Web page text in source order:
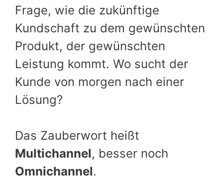
Frage, wie die zukünftige
Kundschaft zu dem gewünschten
Produkt, der gewünschten
Leistung kommt. Wo sucht der
Kunde von morgen nach einer
Lösung?
Das Zauberwort heißt
Multichannel, besser noch
Omnichannel.